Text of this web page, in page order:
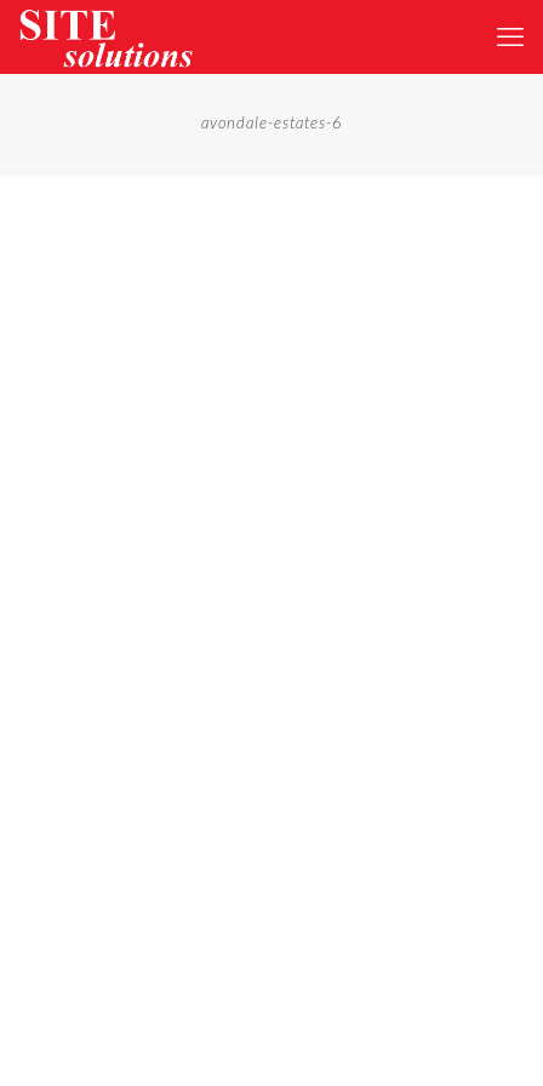
avondale-estates-6